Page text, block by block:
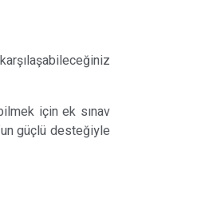
için ek sınav
güçlü desteğiyle